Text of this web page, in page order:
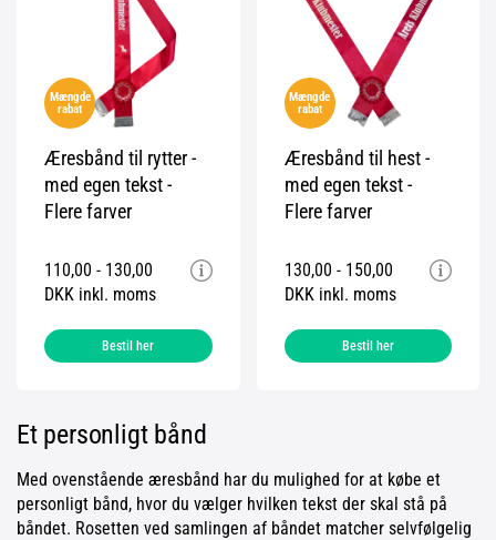
Mængde
rabat
Æresbånd til rytter -
med egen tekst -
Flere farver
110,00 - 130,00
DKK inkl. moms
Bestil her
Mængde
rabat
Æresbånd til hest -
med egen tekst -
Flere farver
130,00 - 150,00
DKK inkl. moms
Bestil her
Et personligt bånd
Med ovenstående æresbånd har du mulighed for at købe et
personligt bånd, hvor du vælger hvilken tekst der skal stå på
båndet. Rosetten ved samlingen af båndet matcher selvfølgelig